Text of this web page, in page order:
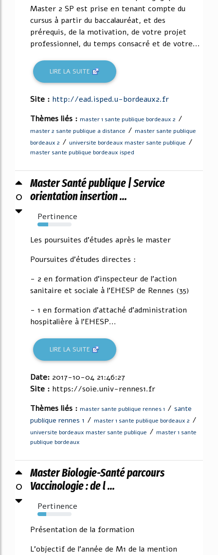
Master 2 SP est prise en tenant compte du
cursus à partir du baccalauréat, et des
prérequis, de la motivation, de votre projet
professionnel, du temps consacré et de votre...
LIRE LA SUITE
Site : http://ead.isped.u-bordeaux2.fr
Thèmes liés : master 1 sante publique bordeaux 2 /
master 2 sante publique a distance / master sante publique
bordeaux 2 / universite bordeaux master sante publique /
master sante publique bordeaux isped
0
Master Santé publique | Service
orientation insertion ...
Pertinence
32%
Les poursuites d'études après le master
Poursuites d'études directes :
- 2 en formation d'inspecteur de l'action
sanitaire et sociale à l'EHESP de Rennes (35)
- 1 en formation d'attaché d'administration
hospitalière à l'EHESP...
LIRE LA SUITE
Date: 2017-10-04 21:46:27
Site : https://soie.univ-rennes1.fr
Thèmes liés : master sante publique rennes 1 / sante
publique rennes 1 / master 1 sante publique bordeaux 2 /
universite bordeaux master sante publique / master 1 sante
publique bordeaux
0
Master Biologie-Santé parcours
Vaccinologie : de l ...
Pertinence
25%
Présentation de la formation
L'objectif de l'année de M1 de la mention